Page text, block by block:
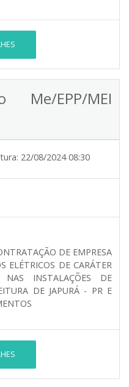
Me/EPP/MEI
22/08/2024 08:30
DE EMPRESA
ELÉTRICOS DE CARÁTER
NAS INSTALAÇÕES DE
DE JAPURÁ - PR E